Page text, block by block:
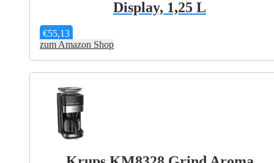
Display, 1,25 L
€55,13
zum Amazon Shop